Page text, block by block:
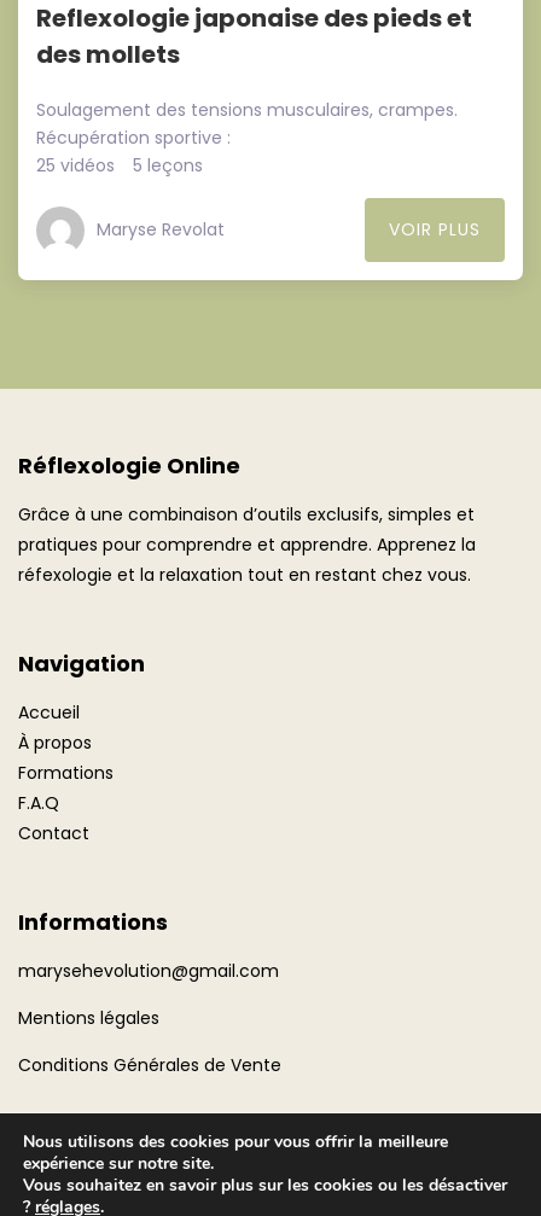
Reflexologie japonaise des pieds et
des mollets
Soulagement des tensions musculaires, crampes.
Récupération sportive :
25 vidéos
5 leçons
Maryse Revolat VOIR PLUS
Réflexologie Online
Grâce à une combinaison d’outils exclusifs, simples et
pratiques pour comprendre et apprendre. Apprenez la
réfexologie et la relaxation tout en restant chez vous.
Navigation
Accueil
À propos
Formations
F.A.Q
Contact
Informations
marysehevolution@gmail.com
Mentions légales
Conditions Générales de Vente
Nous utilisons des cookies pour vous offrir la meilleure
expérience sur notre site.
Vous souhaitez en savoir plus sur les cookies ou les désactiver
? réglages.